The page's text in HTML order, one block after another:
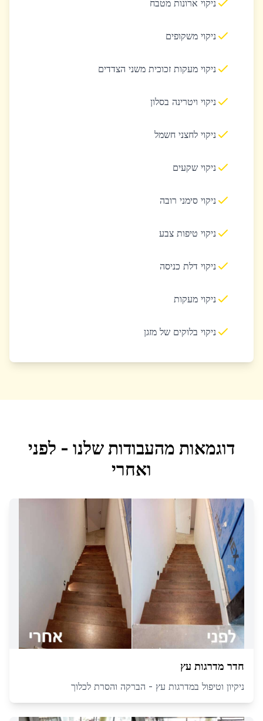
ניקוי ארונות מטבח
ניקוי משקופים
ניקוי מעקות זכוכית משני הצדדים
ניקוי ויטרינה בסלון
ניקוי לחצני חשמל
ניקוי שקעים
ניקוי סימני רובה
ניקוי טיפות צבע
ניקוי דלת כניסה
ניקוי מעקות
ניקוי בלוקים של מזגן
דוגמאות מהעבודות שלנו - לפני
ואחרי
חדר מדרגות עץ
ניקיון וטיפול במדרגות עץ - הברקה והסרת לכלוך